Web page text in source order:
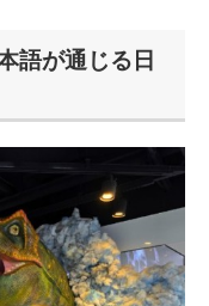
語が通じる日